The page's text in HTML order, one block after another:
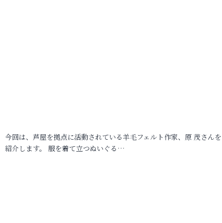
今回は、芦屋を拠点に活動されている羊毛フェルト作家、原 茂さん
紹介します。 服を着て立つぬいぐる…